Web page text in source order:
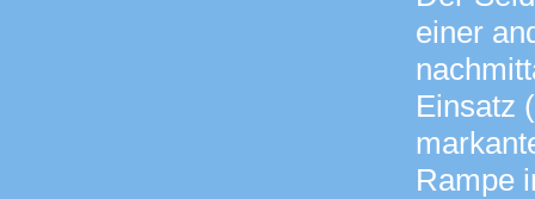
einer
Einsatz
Rampe